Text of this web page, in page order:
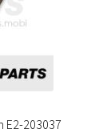
E2-203037